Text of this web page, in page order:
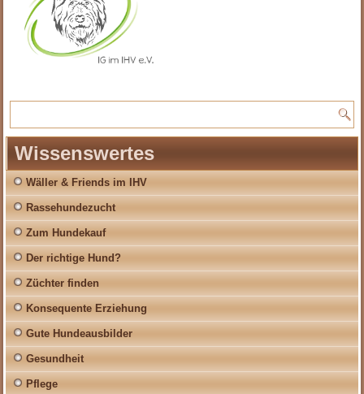
Wissenswertes
Wäller & Friends im IHV
Rassehundezucht
Zum Hundekauf
Der richtige Hund?
Züchter finden
Konsequente Erziehung
Gute Hundeausbilder
Gesundheit
Pflege